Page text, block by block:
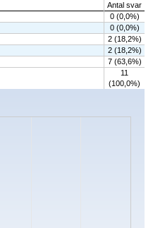
Antal svar
0 (0,0%)
0 (0,0%)
2 (18,2%)
2 (18,2%)
7 (63,6%)
11
(100,0%)